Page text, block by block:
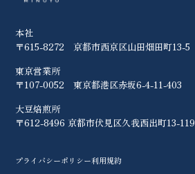
本社
〒615-8272 京都市西京区山田畑田町13-5
東京営業所
〒107-0052 東京都港区赤坂6-4-11-403
大豆焙煎所
〒612-8496 京都市伏見区久我西出町13-119
プライバシーポリシー利用規約